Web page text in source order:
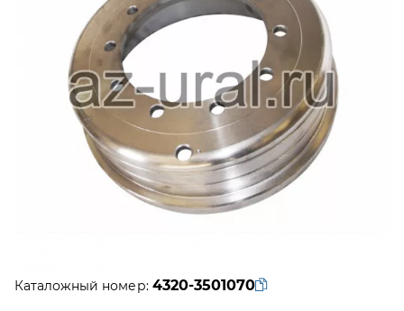
Каталожный номер: 4320-3501070